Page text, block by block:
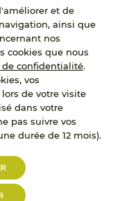
et de
ainsi que
nos
cookies que nous
confidentialité.
vos
de votre visite
dans votre
pas suivre vos
durée de 12 mois).
de service public du
de traitement des
France Enfance
une ressource pour
appui à l’élaboration de la
des conseils
les Associations au
de la protection de